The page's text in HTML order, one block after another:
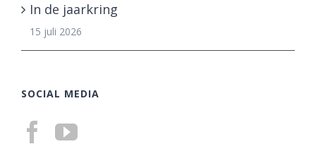
In de jaarkring
15 juli 2026
SOCIAL MEDIA